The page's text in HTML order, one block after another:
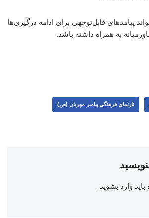
پیامدهای قابل‌توجهی برای ادامه درگیری‌ها
به همراه داشته باشد.
تارنمای فرهنگی پیامبر مهربان (ص)
وارد بشوید.